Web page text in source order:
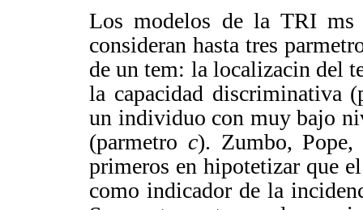
Los modelos de la TRI
consideran hasta tres
de un tem: la localizacin del
la capacidad discriminativa
un individuo con muy bajo
(parmetro c). Zumbo,
primeros enhipotetizar que
como indicador de la